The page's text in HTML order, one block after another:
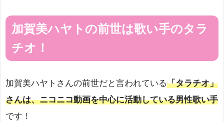
加賀美ハヤトの前世は歌い手のタラ
チオ！
加賀美ハヤトさんの前世だと言われている「タラチオ」
さんは、ニコニコ動画を中心に活動している男性歌い手
です！